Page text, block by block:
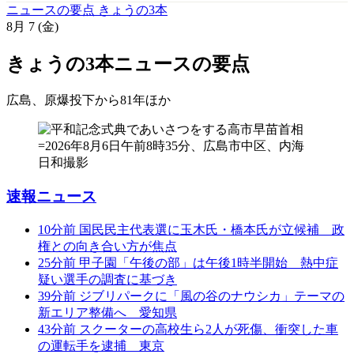
ニュースの要点 きょうの3本
8月 7 (金)
きょうの3本ニュースの要点
広島、原爆投下から81年ほか
速報ニュース
10分前 国民民主代表選に玉木氏・橋本氏が立候補 政
権との向き合い方が焦点
25分前 甲子園「午後の部」は午後1時半開始 熱中症
疑い選手の調査に基づき
39分前 ジブリパークに「風の谷のナウシカ」テーマの
新エリア整備へ 愛知県
43分前 スクーターの高校生ら2人が死傷、衝突した車
の運転手を逮捕 東京